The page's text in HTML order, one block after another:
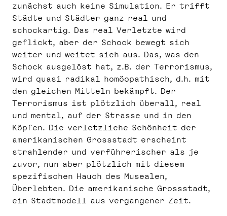
zunächst auch keine Simulation. Er trifft
Städte und Städter ganz real und
schockartig. Das real Verletzte wird
geflickt, aber der Schock bewegt sich
weiter und weitet sich aus. Das, was den
Schock ausgelöst hat, z.B. der Terrorismus,
wird quasi radikal homöopathisch, d.h. mit
den gleichen Mitteln bekämpft. Der
Terrorismus ist plötzlich überall, real
und mental, auf der Strasse und in den
Köpfen. Die verletzliche Schönheit der
amerikanischen Grossstadt erscheint
strahlender und verführerischer als je
zuvor, nun aber plötzlich mit diesem
spezifischen Hauch des Musealen,
Überlebten. Die amerikanische Grossstadt,
ein Stadtmodell aus vergangener Zeit.